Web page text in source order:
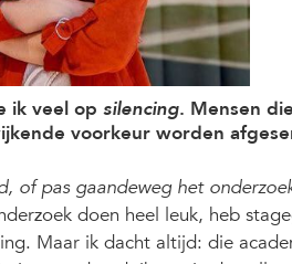
ik veel opsilencing. Mensen
voorkeur worden
of pas gaandeweg het
doen heel leuk, heb
Maar ik dacht altijd: die